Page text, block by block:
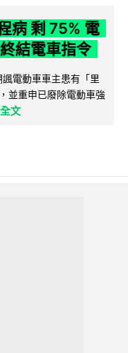
病 剩 75% 電
結電車指令
電動車車主患有「里
並重申已廢除電動車強
文